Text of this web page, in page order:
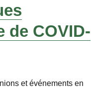
de COVID-
et événements en